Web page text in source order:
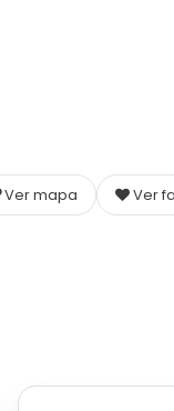
Ver mapa Ver